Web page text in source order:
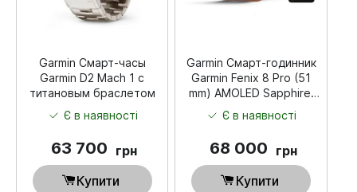
Garmin Смарт-часы
Garmin D2 Mach 1 с
титановым браслетом
Є в наявності
63 700 грн
Купити
Garmin Смарт-годинник
Garmin Fenix 8 Pro (51
mm) AMOLED Sapphire,
титан Carbon Gray DLC
із каштановим шкіряним
Є в наявності
68 000 грн
Купити